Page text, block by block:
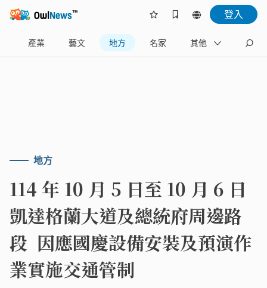
登入
產業 藝文 地方 名家 其他
地方
114 年 10 月 5 日至 10 月 6 日
凱達格蘭大道及總統府周邊路
段 因應國慶設備安裝及預演作
業實施交通管制